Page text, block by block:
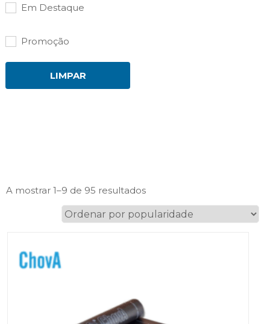
Em Destaque
Promoção
LIMPAR
A mostrar 1–9 de 95 resultadosOrdenado
popularidade